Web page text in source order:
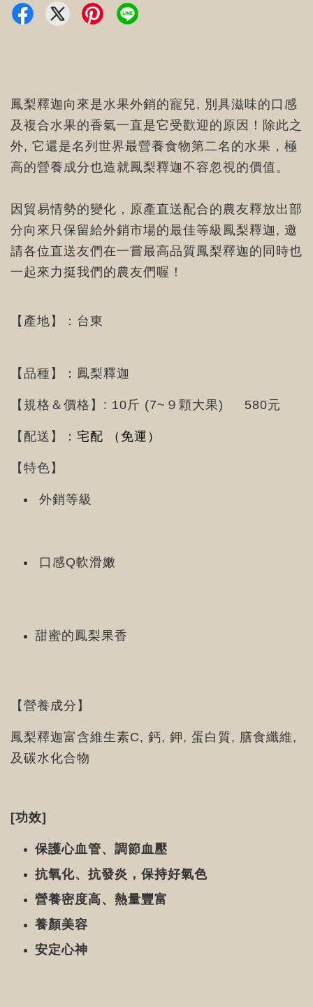
鳳梨釋迦向來是水果外銷的寵兒, 別具滋味的口感
及複合水果的香氣一直是它受歡迎的原因！除此之
外, 它還是名列世界最營養食物第二名的水果，極
高的營養成分也造就鳳梨釋迦不容忽視的價值。
因貿易情勢的變化，原產直送配合的農友釋放出部
分向來只保留給外銷市場的最佳等級鳳梨釋迦, 邀
請各位直送友們在一嘗最高品質鳳梨釋迦的同時也
一起來力挺我們的農友們喔！
【產地】：台東
【品種】：鳳梨釋迦
【規格＆價格】: 10斤 (7~９顆大果) 580元
【配送】： 宅配 （免運）
【特色】
外銷等級
口感Q軟滑嫩
甜蜜的鳳梨果香
【營養成分】
鳳梨釋迦富含維生素C, 鈣, 鉀, 蛋白質, 膳食纖維,
及碳水化合物
[功效]
保護心血管、調節血壓
抗氧化、抗發炎，保持好氣色
營養密度高、熱量豐富
養顏美容
安定心神